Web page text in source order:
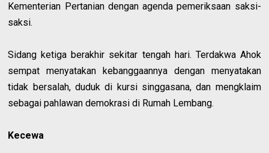
Kementerian Pertanian dengan agenda pemeriksaan saksi-
saksi.
Sidang ketiga berakhir sekitar tengah hari. Terdakwa Ahok
sempat menyatakan kebanggaannya dengan menyatakan
tidak bersalah, duduk di kursi singgasana, dan mengklaim
sebagai pahlawan demokrasi di Rumah Lembang.
Kecewa